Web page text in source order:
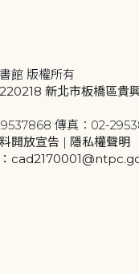
館 版權所有
新北市板橋區貴
傳真：02-
開放宣告 | 隱私權聲明
：